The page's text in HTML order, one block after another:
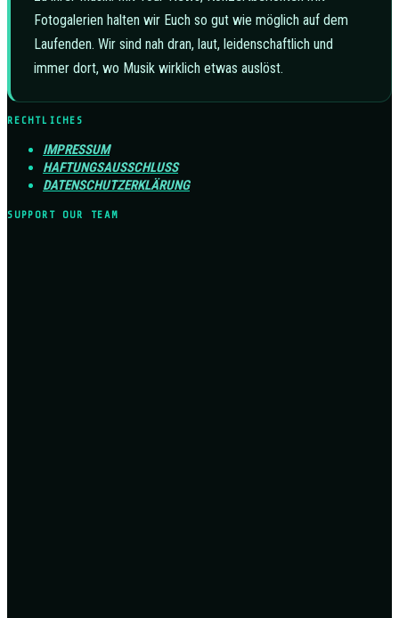
Fotogalerien halten wir Euch so gut wie möglich auf dem
Laufenden. Wir sind nah dran, laut, leidenschaftlich und
immer dort, wo Musik wirklich etwas auslöst.
RECHTLICHES
IMPRESSUM
HAFTUNGSAUSSCHLUSS
DATENSCHUTZERKLÄRUNG
SUPPORT OUR TEAM